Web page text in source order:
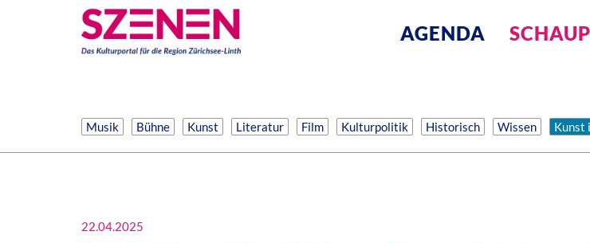
AGENDA
Musik Bühne Kunst Literatur Film Kulturpolitik Historisch Wissen Kunst
22.04.2025